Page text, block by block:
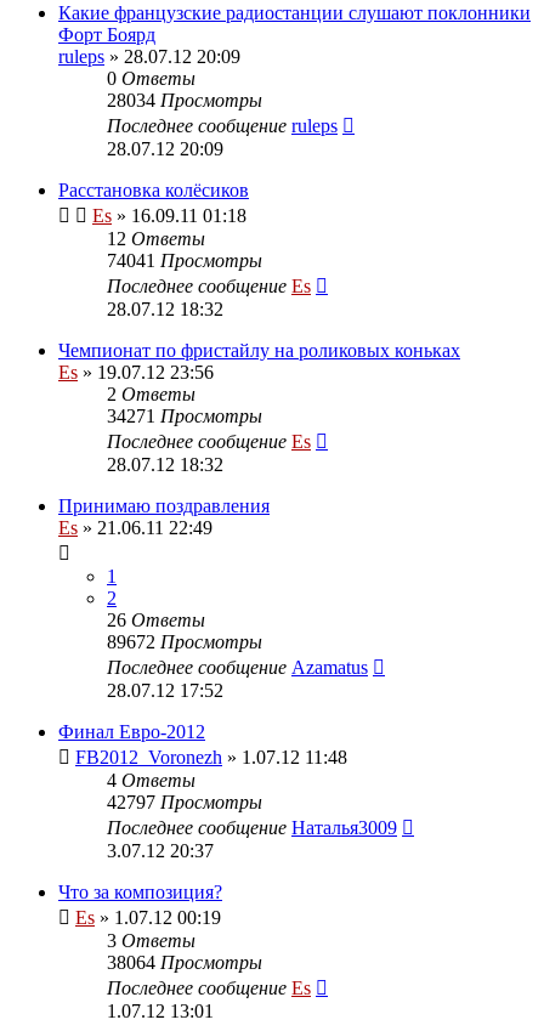
Какие французские радиостанции слушают поклонники
Форт Боярд
ruleps » 28.07.12 20:09
0 Ответы
28034 Просмотры
Последнее сообщение ruleps
28.07.12 20:09
Расстановка колёсиков
Es » 16.09.11 01:18
12 Ответы
74041 Просмотры
Последнее сообщение Es
28.07.12 18:32
Чемпионат по фристайлу на роликовых коньках
Es » 19.07.12 23:56
2 Ответы
34271 Просмотры
Последнее сообщение Es
28.07.12 18:32
Принимаю поздравления
Es » 21.06.11 22:49
1
2
26 Ответы
89672 Просмотры
Последнее сообщение Azamatus
28.07.12 17:52
Финал Евро-2012
FB2012_Voronezh » 1.07.12 11:48
4 Ответы
42797 Просмотры
Последнее сообщение Наталья3009
3.07.12 20:37
Что за композиция?
Es » 1.07.12 00:19
3 Ответы
38064 Просмотры
Последнее сообщение Es
1.07.12 13:01